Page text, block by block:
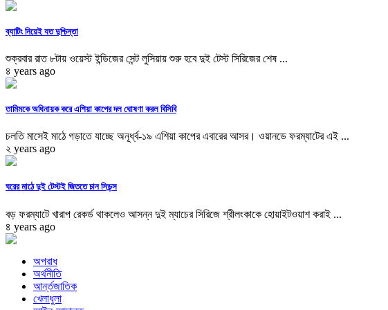
ব্যাটিং নিয়েই যত দুশ্চিন্তা
শুক্রবার রাত ৮টায় ওয়েস্ট ইন্ডিজের সেন্ট লুসিয়ায় শুরু হবে দুই টেস্ট সিরিজের শেষ ...
৪ years ago
তামিমকে অধিনায়ক করে এশিয়া কাপের দল ঘোষণা করল বিসিবি
চলতি মাসেই মাঠে গড়াতে যাচ্ছে অনূর্ধ্ব-১৯ এশিয়া কাপের এবারের আসর। ওয়ানডে ফরম্যাটের এই ...
২ years ago
ঘরের মাঠে দুই টেস্টই জিততে চান সিডন্স
বড় ফরম্যাটে খারাপ রেকর্ড থাকলেও আসন্ন দুই ম্যাচের সিরিজে শ্রীলংকাকে হোয়াইটওয়াশ করাই ...
৪ years ago
অপরাধ
অর্থনীতি
আর্ন্তজাতিক
খেলাধুলা